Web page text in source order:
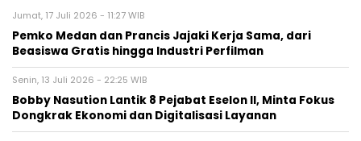
Jumat, 17 Juli 2026 - 11:27 WIB
Pemko Medan dan Prancis Jajaki Kerja Sama, dari
Beasiswa Gratis hingga Industri Perfilman
Senin, 13 Juli 2026 - 22:25 WIB
Bobby Nasution Lantik 8 Pejabat Eselon II, Minta Fokus
Dongkrak Ekonomi dan Digitalisasi Layanan